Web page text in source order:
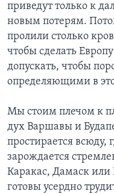
приведут только к
новым потерям.
пролили столько
чтобы сделать
допускать, чтобы
определяющими в
Мы стоим плечом к
дух Варшавы и
простирается всюду,
зарождается
Каракас, Дамаск или
готовы усердно